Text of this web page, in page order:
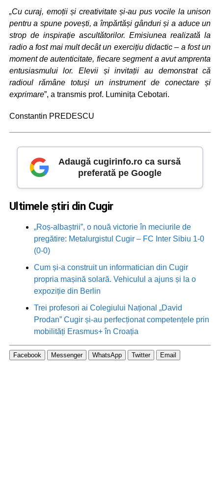
„Cu curaj, emoții și creativitate și-au pus vocile la unison
pentru a spune povești, a împărtăși gânduri și a aduce un
strop de inspirație ascultătorilor. Emisiunea realizată la
radio a fost mai mult decât un exercițiu didactic – a fost un
moment de autenticitate, fiecare segment a avut amprenta
entusiasmului lor. Elevii și invitații au demonstrat că
radioul rămâne totuși un instrument de conectare și
exprimare”, a transmis prof. Luminița Cebotari.
Constantin PREDESCU
Adaugă cugirinfo.ro ca sursă
preferată pe Google
Ultimele știri din Cugir
„Roș-albaștrii”, o nouă victorie în meciurile de
pregătire: Metalurgistul Cugir – FC Inter Sibiu 1-0
(0-0)
Cum și-a construit un informatician din Cugir
propria mașină solară. Vehiculul a ajuns și la o
expoziție din Berlin
Trei profesori ai Colegiului Național „David
Prodan” Cugir și-au perfecționat competențele prin
mobilități Erasmus+ în Croația
Facebook Messenger WhatsApp Twitter Email